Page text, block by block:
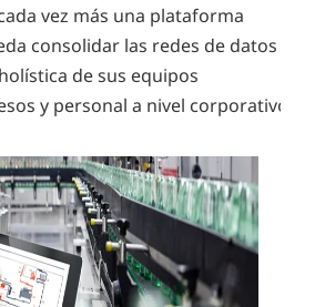
vez más una plataforma
consolidar las redes de datos
de sus equipos
y personal a nivel corporativo.